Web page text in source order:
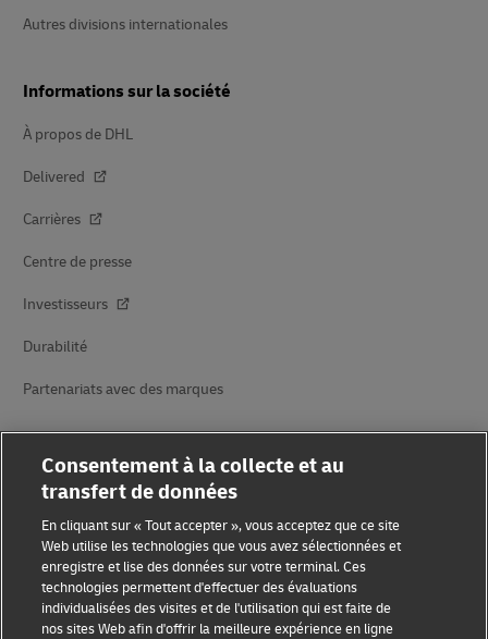
Autres divisions internationales
Informations sur la société
À propos de DHL
Delivered
Carrières
Centre de presse
Investisseurs
Durabilité
Partenariats avec des marques
Sensibilisation à la fraude
Mention légale
Consentement à la collecte et au
transfert de données
En cliquant sur « Tout accepter », vous acceptez que ce site
Web utilise les technologies que vous avez sélectionnées et
enregistre et lise des données sur votre terminal. Ces
technologies permettent d'effectuer des évaluations
individualisées des visites et de l'utilisation qui est faite de
nos sites Web afin d'offrir la meilleure expérience en ligne